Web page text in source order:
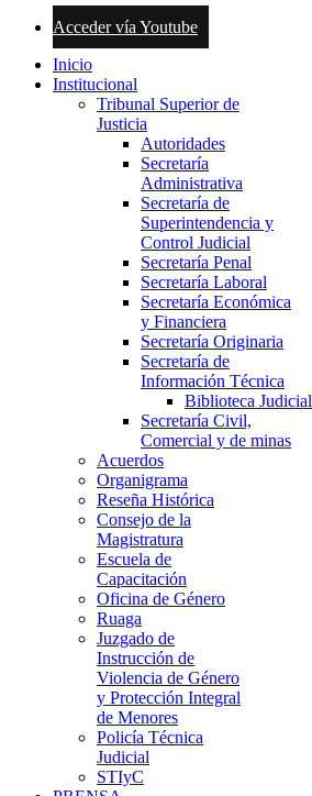
Acceder vía Youtube
Inicio
Institucional
Tribunal Superior de
Justicia
Autoridades
Secretaría
Administrativa
Secretaría de
Superintendencia y
Control Judicial
Secretaría Penal
Secretaría Laboral
Secretaría Económica
y Financiera
Secretaría Originaria
Secretaría de
Información Técnica
Biblioteca Judicial
Secretaría Civil,
Comercial y de minas
Acuerdos
Organigrama
Reseña Histórica
Consejo de la
Magistratura
Escuela de
Capacitación
Oficina de Género
Ruaga
Juzgado de
Instrucción de
Violencia de Género
y Protección Integral
de Menores
Policía Técnica
Judicial
STIyC